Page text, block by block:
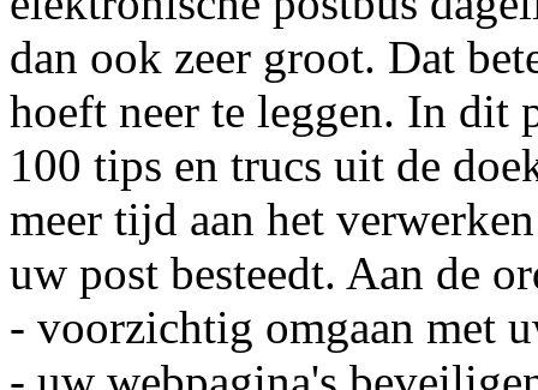
dan ook zeer groot. Dat
hoeft neer te leggen. In dit
100 tips en trucs uit de
meer tijd aan het
uw post besteedt. Aan de
- voorzichtig omgaan met